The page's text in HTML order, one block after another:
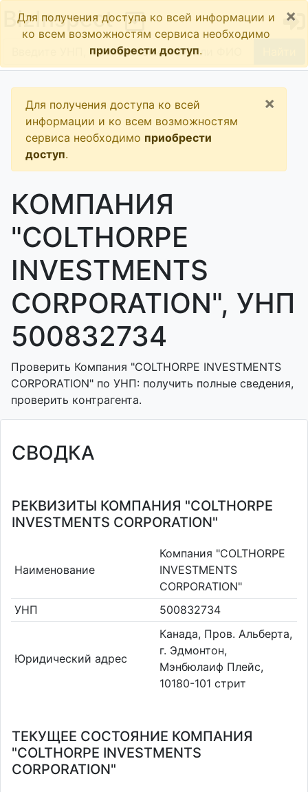
BizInspect
Для получения доступа ко всей информации и
ко всем возможностям сервиса необходимо
приобрести доступ.
×
Для получения доступа ко всей
информации и ко всем возможностям
сервиса необходимо приобрести
доступ.
×
КОМПАНИЯ
"COLTHORPE
INVESTMENTS
CORPORATION", УНП
500832734
Проверить Компания "COLTHORPE INVESTMENTS
CORPORATION" по УНП: получить полные сведения,
проверить контрагента.
СВОДКА
РЕКВИЗИТЫ КОМПАНИЯ "COLTHORPE
INVESTMENTS CORPORATION"
Наименование
Компания "COLTHORPE
INVESTMENTS
CORPORATION"
УНП
500832734
Юридический адрес
Канада, Пров. Альберта,
г. Эдмонтон,
Мэнбюлаиф Плейс,
10180-101 стрит
ТЕКУЩЕЕ СОСТОЯНИЕ КОМПАНИЯ
"COLTHORPE INVESTMENTS
CORPORATION"